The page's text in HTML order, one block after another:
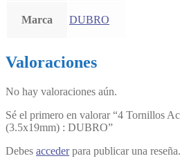
Marca DUBRO
Valoraciones
No hay valoraciones aún.
Sé el primero en valorar “4 Tornillos
(3.5x19mm) : DUBRO”
Debes accederpara publicar una reseña.